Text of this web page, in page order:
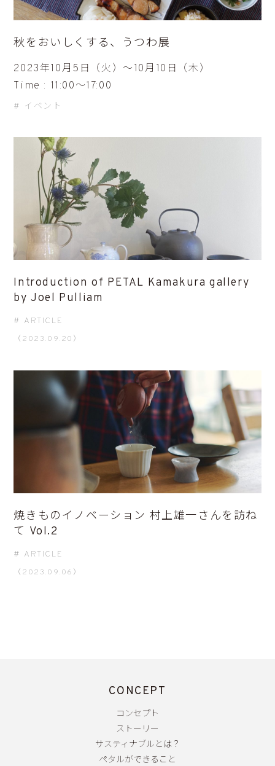
秋をおいしくする、うつわ展
2023年10月5日（火）〜10月10日（木）
Time : 11:00〜17:00
イベント
Introduction of PETAL Kamakura gallery
by Joel Pulliam
ARTICLE
（2023.09.20）
焼きものイノベーション 村上雄一さんを訪ね
て Vol.2
ARTICLE
（2023.09.06）
CONCEPT
コンセプト
ストーリー
サスティナブルとは？
ペタルができること